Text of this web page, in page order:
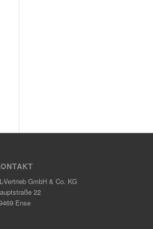
Vertrieb GmbH & Co. KG
22
Ense